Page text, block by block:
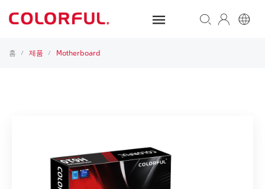
홈 / 제품 / Motherboard